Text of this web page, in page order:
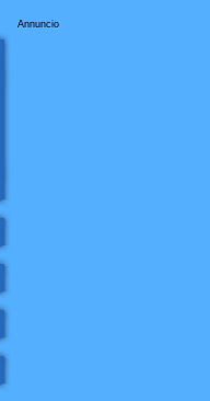
Annuncio